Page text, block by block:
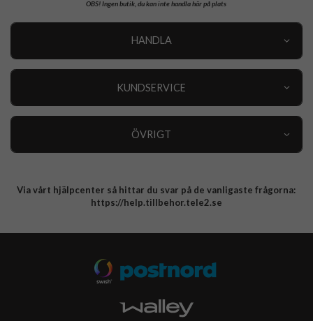
OBS!Ingen butik, du kan inte handla här på plats
HANDLA
KUNDSERVICE
ÖVRIGT
Integritetspolicy
Via vårt hjälpcenter så hittar du svar på de vanligaste frågorna:
https://help.tillbehor.tele2.se